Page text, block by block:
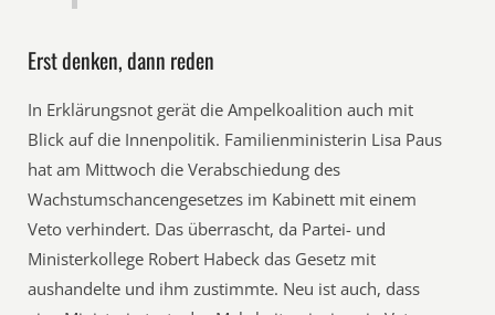
Erst denken, dann reden
In Erklärungsnot gerät die Ampelkoalition auch mit
Blick auf die Innenpolitik. Familienministerin Lisa Paus
hat am Mittwoch die Verabschiedung des
Wachstumschancengesetzes im Kabinett mit einem
Veto verhindert. Das überrascht, da Partei- und
Ministerkollege Robert Habeck das Gesetz mit
aushandelte und ihm zustimmte. Neu ist auch, dass